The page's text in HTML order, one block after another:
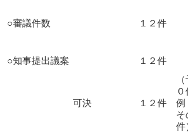
○審議件数 １２件
○知事提出議案 １２件
可決 １２件
０
例
そ
件